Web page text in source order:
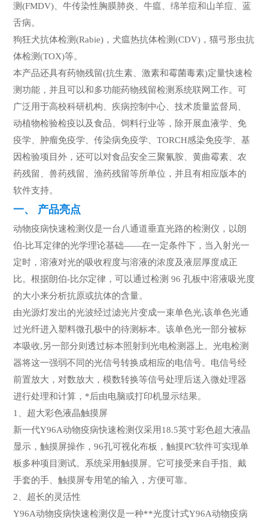
测(FMDV)、牛传染性胸膜肺炎、牛瘟、绵羊痘和山羊痘、蓝
舌病。
狗狂犬抗体检测(Rabie)，犬瘟热抗体检测(CDV)，猫弓形虫抗
体检测(TOX)等。
本产品还具有药物残留(抗生素、激素和霉菌毒素)定量快速检
测功能，并且可以和多功能药物残留检测系统联网工作。可
广泛用于高校科研机构、疾病控制中心、技术质量监督局、
动植物检验检疫以及食品、饲料行业等，除开展血液学、免
疫学、肿瘤免疫学、传染病免疫学、TORCH感染免疫学、基
因检验项目外，还可以对食品安全三聚氰胺、黄曲霉素、农
药残留、兽药残留、渔药残留等所单位，并且有相应版本的
软件支持。
一、 产品亮点
动物疫病快速检测仪是一台八通道垂直光路的检测仪，以朗
伯-比耳定律的光学理论基础——在一定条件下，当入射光一
定时，溶液对光的吸收程度与溶液的浓度及液层厚度成正
比。根据朗伯-比尔定律，可以通过检测 96 孔板中溶液吸光度
的大小来分析抗原或抗体的含量。
由光源灯发出的光波经过滤光片变成一束单色光,该单色光通
过光纤进入塑料微孔极中的待测标本。该单色光一部分被标
本吸收,另一部分则透过标本照射到光电检测器上。光电检测
器将这一强弱不同的光信号转换成相应的电信号。电信号经
前置放大，对数放大，模数转换等信号处理后送入微处理器
进行处理和计算，*后由电脑或打印机显示结果。
1、超大彩色液晶触摸屏
新一代Y96A动物疫病快速检测仪采用18.5英寸彩色超大液晶
显示，触摸屏操作，96孔可视化布板，触摸PC软件可实现单
板多种项目测试。系统采用触摸屏。它可接受来自手指、戴
手套的手、触摸屏专用笔的输入，方便可靠。
2、超长的灵活性
Y96A动物疫病快速检测仪是一种**光度计式Y96A动物疫病